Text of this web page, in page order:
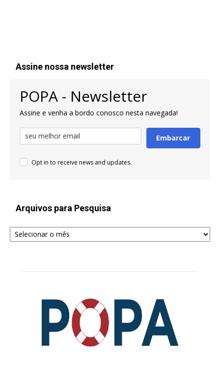
Assine nossa newsletter
POPA - Newsletter
Assine e venha a bordo conosco nesta navegada!
Embarcar
Opt in to receive news and updates.
Arquivos para Pesquisa
Arquivos
para